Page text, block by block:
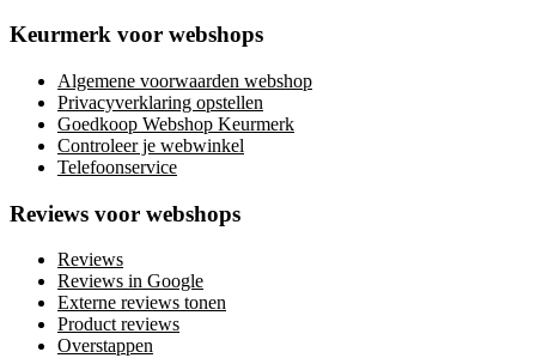
Keurmerk voor webshops
Algemene voorwaarden webshop
Privacyverklaring opstellen
Goedkoop Webshop Keurmerk
Controleer je webwinkel
Telefoonservice
Reviews voor webshops
Reviews
Reviews in Google
Externe reviews tonen
Product reviews
Overstappen